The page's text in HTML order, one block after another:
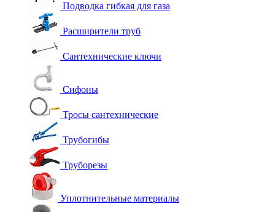
Подводка гибкая для газа
Расширители труб
Сантехнические ключи
Сифоны
Тросы сантехнические
Трубогибы
Труборезы
Уплотнительные материалы